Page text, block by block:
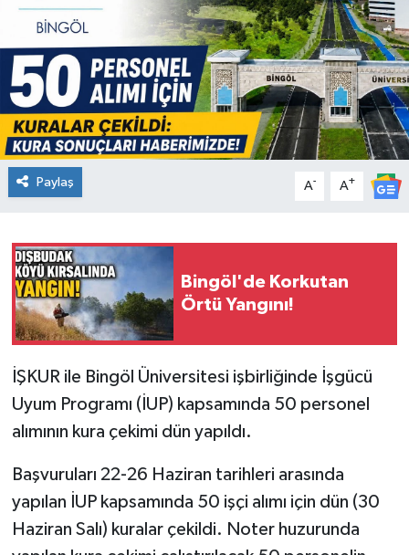
Paylaş A- A+
Bingöl'de Korkutan
Örtü Yangını!
İŞKUR ile Bingöl Üniversitesi işbirliğinde İşgücü
Uyum Programı (İUP) kapsamında 50 personel
alımının kura çekimi dün yapıldı.
Başvuruları 22-26 Haziran tarihleri arasında
yapılan İUP kapsamında 50 işçi alımı için dün (30
Haziran Salı) kuralar çekildi. Noter huzurunda
RESMİ İLANLAR
SAĞLIK
SİYASET
SOLHAN
YAYLADERE
YEDİSU